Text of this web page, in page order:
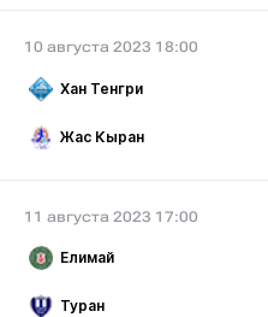
10 августа 2023 18:00
Хан Тенгри
Жас Кыран
11 августа 2023 17:00
Елимай
Туран